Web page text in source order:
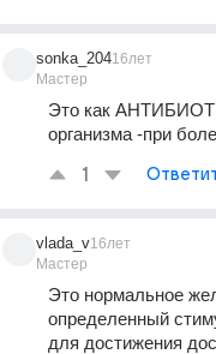
sonka_204
Мастер
16лет
Это как
организма -при
1
vlada_v
Мастер
16лет
Это нормальное
определенный
для достижения